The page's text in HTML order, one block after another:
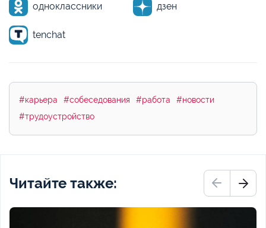
одноклассники дзен
tenchat
#карьера #собеседования #работа
#новости
#трудоустройство
Читайте также: